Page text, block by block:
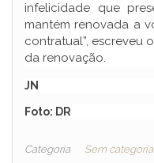
infelicidade que
mantém renovada a
contratual”, escreveu
da renovação.
JN
Foto: DR
Categoria Sem categoria